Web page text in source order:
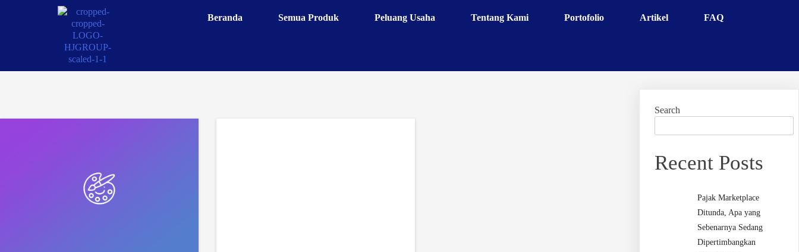
Beranda Semua Produk Peluang Usaha Tentang Kami Portofolio Artikel FAQ
Search
Recent Posts
Pajak Marketplace
Ditunda, Apa yang
Sebenarnya Sedang
Dipertimbangkan